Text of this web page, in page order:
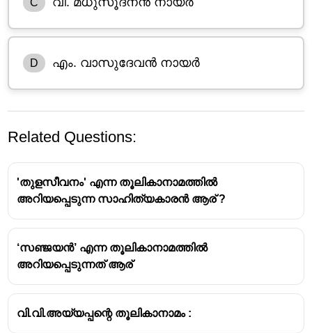
D എം. വാസുദേവൻ നായർ
Related Questions:
'തുളസീവനം' എന്ന തൂലികാനാമത്തിൽ
അറിയപ്പെടുന്ന സാഹിത്യകാരൻ ആര് ?
‘സഞ്ജയൻ’ എന്ന തൂലികാനാമത്തിൽ
അറിയപ്പെടുന്നത് ആര്
വി.വി.അയ്യപ്പന്റെ തൂലികാനാമം :